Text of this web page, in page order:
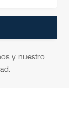
y nuestro
.